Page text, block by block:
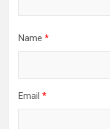
Name *
Email *